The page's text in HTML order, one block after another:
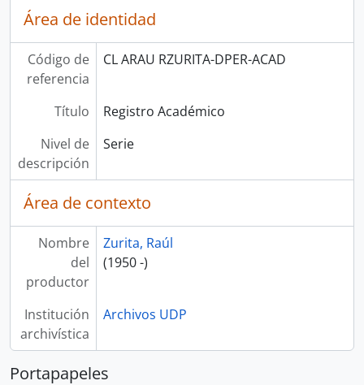
Área de identidad
Código de
referencia
CL ARAU RZURITA-DPER-ACAD
Título
Registro Académico
Nivel de
descripción
Serie
Área de contexto
Nombre
del
productor
Zurita, Raúl
(1950 -)
Institución
archivística
Archivos UDP
Portapapeles